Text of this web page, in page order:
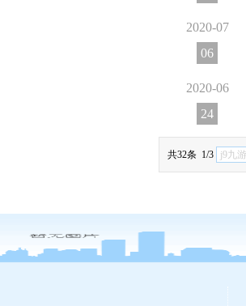
2020-07
06
2020-06
24
共32条 1/3 j9九